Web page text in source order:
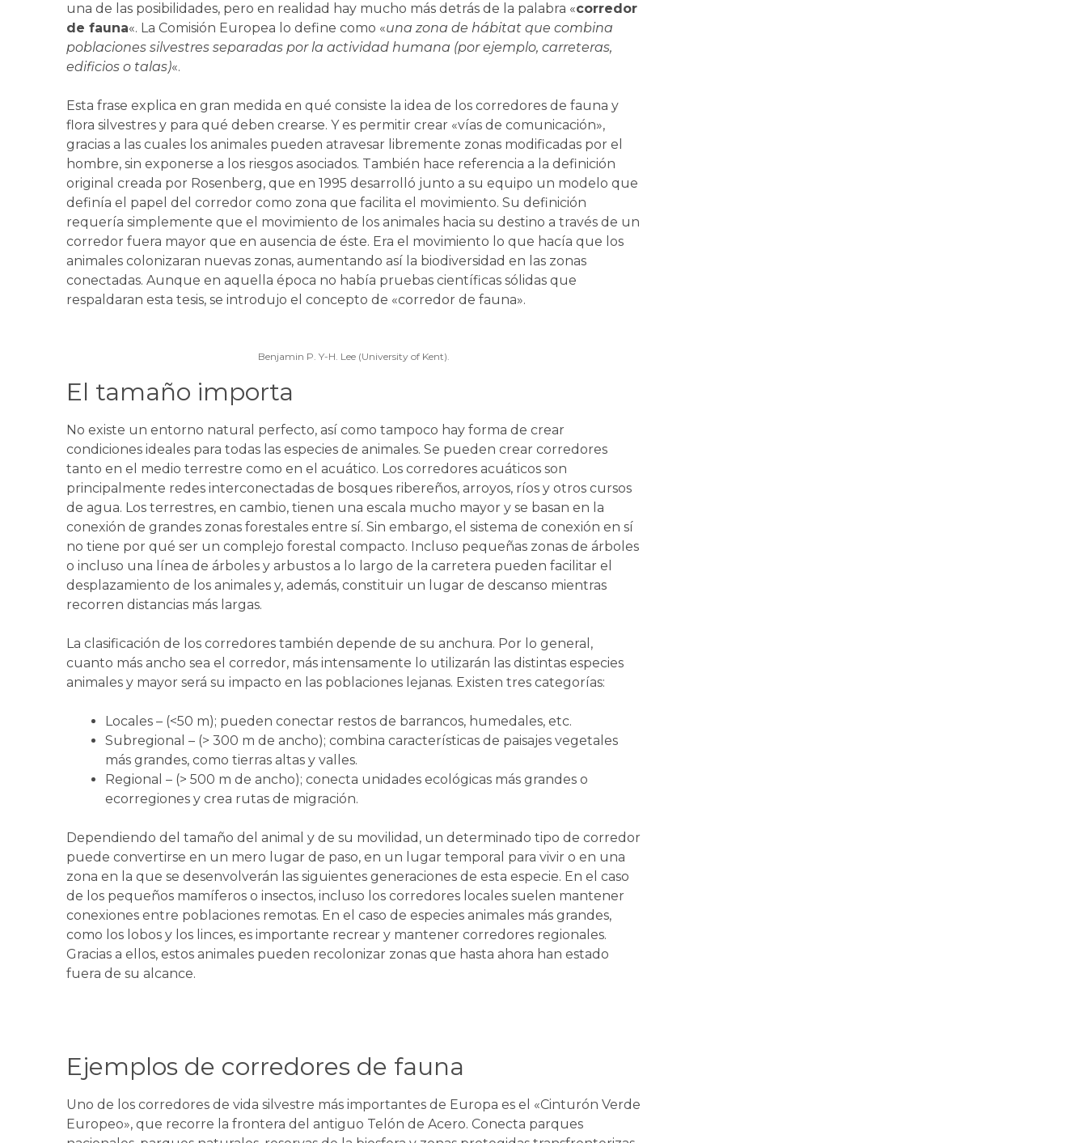
una de las posibilidades, pero en realidad hay mucho más detrás de la palabra «corredor
de fauna«. La Comisión Europea lo define como «una zona de hábitat que combina
poblaciones silvestres separadas por la actividad humana (por ejemplo, carreteras,
edificios o talas)«.
Esta frase explica en gran medida en qué consiste la idea de los corredores de fauna y
flora silvestres y para qué deben crearse. Y es permitir crear «vías de comunicación»,
gracias a las cuales los animales pueden atravesar libremente zonas modificadas por el
hombre, sin exponerse a los riesgos asociados. También hace referencia a la definición
original creada por Rosenberg, que en 1995 desarrolló junto a su equipo un modelo que
definía el papel del corredor como zona que facilita el movimiento. Su definición
requería simplemente que el movimiento de los animales hacia su destino a través de un
corredor fuera mayor que en ausencia de éste. Era el movimiento lo que hacía que los
animales colonizaran nuevas zonas, aumentando así la biodiversidad en las zonas
conectadas. Aunque en aquella época no había pruebas científicas sólidas que
respaldaran esta tesis, se introdujo el concepto de «corredor de fauna».
Benjamin P. Y-H. Lee (University of Kent).
El tamaño importa
No existe un entorno natural perfecto, así como tampoco hay forma de crear
condiciones ideales para todas las especies de animales. Se pueden crear corredores
tanto en el medio terrestre como en el acuático. Los corredores acuáticos son
principalmente redes interconectadas de bosques ribereños, arroyos, ríos y otros cursos
de agua. Los terrestres, en cambio, tienen una escala mucho mayor y se basan en la
conexión de grandes zonas forestales entre sí. Sin embargo, el sistema de conexión en sí
no tiene por qué ser un complejo forestal compacto. Incluso pequeñas zonas de árboles
o incluso una línea de árboles y arbustos a lo largo de la carretera pueden facilitar el
desplazamiento de los animales y, además, constituir un lugar de descanso mientras
recorren distancias más largas.
La clasificación de los corredores también depende de su anchura. Por lo general,
cuanto más ancho sea el corredor, más intensamente lo utilizarán las distintas especies
animales y mayor será su impacto en las poblaciones lejanas. Existen tres categorías:
Locales – (<50 m); pueden conectar restos de barrancos, humedales, etc.
Subregional – (> 300 m de ancho); combina características de paisajes vegetales
más grandes, como tierras altas y valles.
Regional – (> 500 m de ancho); conecta unidades ecológicas más grandes o
ecorregiones y crea rutas de migración.
Dependiendo del tamaño del animal y de su movilidad, un determinado tipo de corredor
puede convertirse en un mero lugar de paso, en un lugar temporal para vivir o en una
zona en la que se desenvolverán las siguientes generaciones de esta especie. En el caso
de los pequeños mamíferos o insectos, incluso los corredores locales suelen mantener
conexiones entre poblaciones remotas. En el caso de especies animales más grandes,
como los lobos y los linces, es importante recrear y mantener corredores regionales.
Gracias a ellos, estos animales pueden recolonizar zonas que hasta ahora han estado
fuera de su alcance.
Ejemplos de corredores de fauna
Uno de los corredores de vida silvestre más importantes de Europa es el «Cinturón Verde
Europeo», que recorre la frontera del antiguo Telón de Acero. Conecta parques